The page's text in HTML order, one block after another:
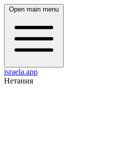
Open main menu
israela.app
Нетания